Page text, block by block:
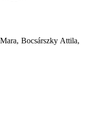
Bocsárszky Attila,